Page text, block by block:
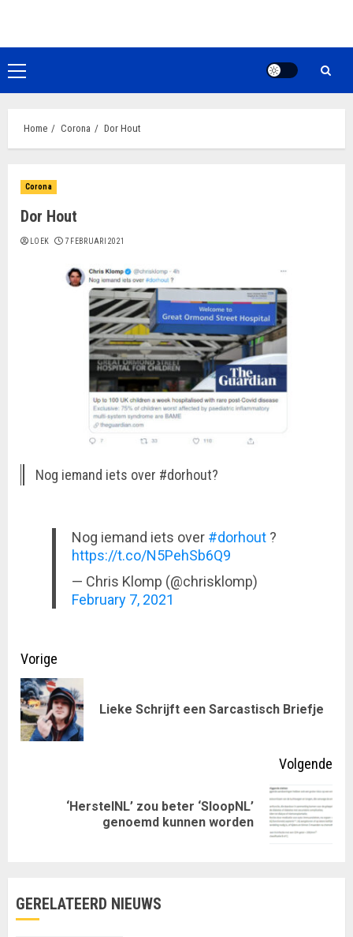
de
inhoudPrimair
menu
Home Corona Dor Hout
Corona
Dor Hout
LOEK 7 FEBRUARI 2021
Nog iemand iets over #dorhout?
Nog iemand iets over #dorhout ?
https://t.co/N5PehSb6Q9
— Chris Klomp (@chrisklomp)
February 7, 2021
Doorgaan
met
lezen
Vorige
Lieke Schrijft een Sarcastisch Briefje
Volgende
Volgende‘HerstelNL’ zou beter ‘SloopNL’
genoemd kunnen worden
GERELATEERD NIEUWS